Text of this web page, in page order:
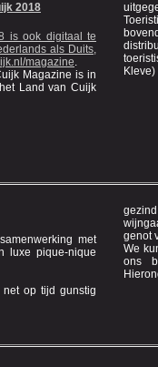
2018
is ook digitaal te
als Duits,
magazine.
Magazine is in
uitgegeven door de
Toeristische
met
op tijd gunstig
gezind. De 30 gasten hebben
wijngaard
We
ons betreft volgend jaar herhaald mag worden!